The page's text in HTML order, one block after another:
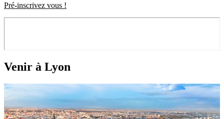
Pré-inscrivez vous !
Venir à Lyon